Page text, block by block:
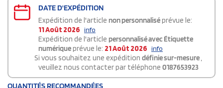
DATE D'EXPÉDITION
Expédition de l'article non personnaliséprévue le:
11 Août 2026 info
Expédition de l'article personnalisé avec Étiquette
numériqueprévue le: 21 Août 2026 info
Si vous souhaitez une expédition définie sur-mesure,
veuillez nous contacter par téléphone 0187653923
QUANTITÉS RECOMMANDÉES